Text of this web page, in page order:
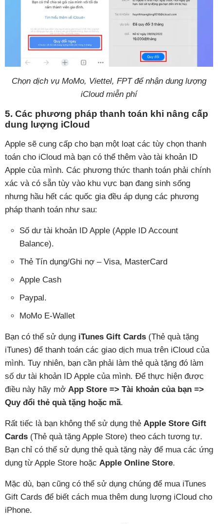
Chọn dịch vụ MoMo, Viettel, FPT để nhận dung lượng
iCloud miễn phí
5. Các phương pháp thanh toán khi nâng cấp
dung lượng iCloud
Apple sẽ cung cấp cho bạn một loạt các tùy chọn thanh
toán cho iCloud mà bạn có thể thêm vào tài khoản ID
Apple của mình. Các phương thức thanh toán phải chính
xác và có sẵn tùy vào khu vực bạn đang sinh sống
nhưng hầu hết các quốc gia đều áp dụng các phương
pháp thanh toán như sau:
Số dư tài khoản ID Apple (Apple ID Account
Balance).
Thẻ Tín dụng/Ghi nợ – Visa, MasterCard
Apple Cash
Paypal.
MoMo E-Wallet
Bạn có thể sử dụng iTunes Gift Cards (Thẻ quà tặng
iTunes) để thanh toán các giao dịch mua trên iCloud của
mình. Tuy nhiên, bạn cần phải làm thẻ quà tặng đó làm
số dư tài khoản ID Apple của mình. Để thực hiện được
điều này hãy mở App Store => Tài khoản của bạn =>
Quy đổi thẻ quà tặng hoặc mã.
Rất tiếc là bạn không thể sử dụng thẻ Apple Store Gift
Cards (Thẻ quà tặng Apple Store) theo cách tương tự.
Bạn chỉ có thể sử dụng thẻ quà tặng này để mua các ứng
dụng từ Apple Store hoặc Apple Online Store.
Mặc dù, bạn cũng có thể sử dụng chúng để mua iTunes
Gift Cards để biết cách mua thêm dung lượng iCloud cho
iPhone.